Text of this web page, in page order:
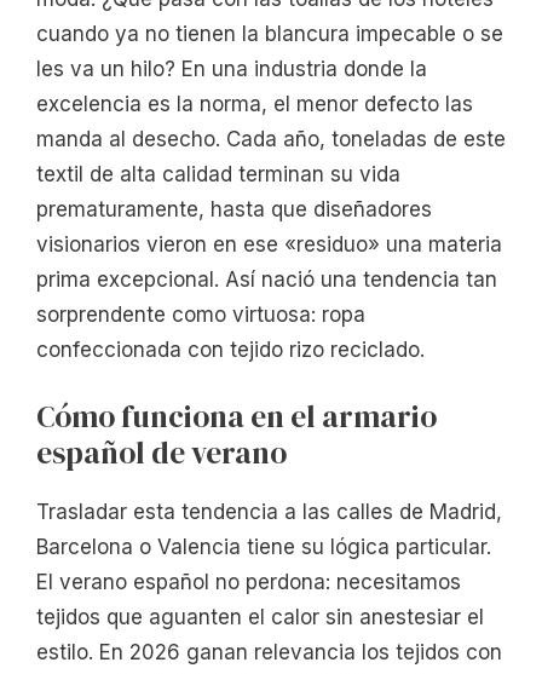
cuando ya no tienen la blancura impecable o se
les va un hilo? En una industria donde la
excelencia es la norma, el menor defecto las
manda al desecho. Cada año, toneladas de este
textil de alta calidad terminan su vida
prematuramente, hasta que diseñadores
visionarios vieron en ese «residuo» una materia
prima excepcional. Así nació una tendencia tan
sorprendente como virtuosa: ropa
confeccionada con tejido rizo reciclado.
Cómo funciona en el armario
español de verano
Trasladar esta tendencia a las calles de Madrid,
Barcelona o Valencia tiene su lógica particular.
El verano español no perdona: necesitamos
tejidos que aguanten el calor sin anestesiar el
estilo. En 2026 ganan relevancia los tejidos con